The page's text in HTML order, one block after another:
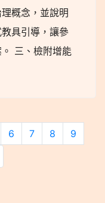
概念，並說明
具引導，讓參
三、檢附增能
6 7 8
9